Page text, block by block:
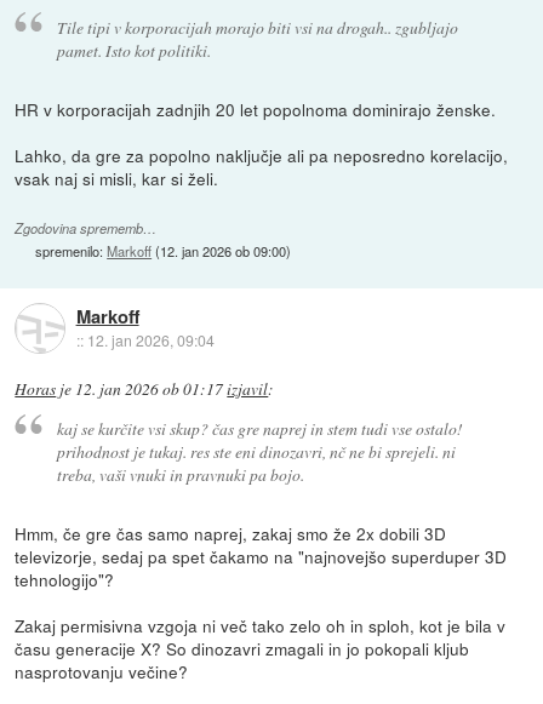
Tile tipi v korporacijah morajo biti vsi na drogah.. zgubljajo
pamet. Isto kot politiki.
HR v korporacijah zadnjih 20 let popolnoma dominirajo ženske.
Lahko, da gre za popolno naključje ali pa neposredno korelacijo,
vsak naj si misli, kar si želi.
Zgodovina sprememb…
spremenilo:Markoff(12. jan 2026 ob 09:00)
Markoff
:: 12. jan 2026, 09:04
Horas je 12. jan 2026 ob 01:17izjavil:
kaj se kurčite vsi skup? čas gre naprej in stem tudi vse ostalo!
prihodnost je tukaj. res ste eni dinozavri, nč ne bi sprejeli. ni
treba, vaši vnuki in pravnuki pa bojo.
Hmm, če gre čas samo naprej, zakaj smo že 2x dobili 3D
televizorje, sedaj pa spet čakamo na "najnovejšo superduper 3D
tehnologijo"?
Zakaj permisivna vzgoja ni več tako zelo oh in sploh, kot je bila v
času generacije X? So dinozavri zmagali in jo pokopali kljub
nasprotovanju večine?